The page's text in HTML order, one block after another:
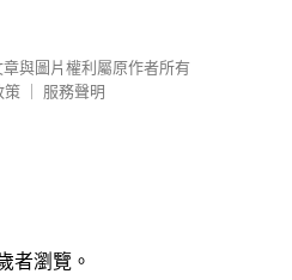
章與圖片權利屬原作者所有
策
服務聲明
者瀏覽。